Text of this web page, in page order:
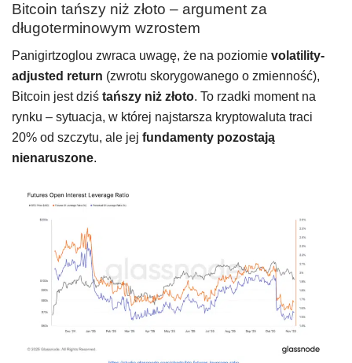
Bitcoin tańszy niż złoto – argument za
długoterminowym wzrostem
Panigirtzoglou zwraca uwagę, że na poziomie volatility-
adjusted return (zwrotu skorygowanego o zmienność),
Bitcoin jest dziś tańszy niż złoto. To rzadki moment na
rynku – sytuacja, w której najstarsza kryptowaluta traci
20% od szczytu, ale jej fundamenty pozostają
nienaruszone.